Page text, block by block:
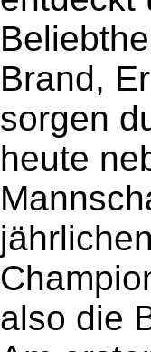
Brand,
sorgen
heute
also die